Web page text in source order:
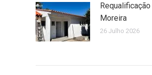
Moreira
26 Julho 2026